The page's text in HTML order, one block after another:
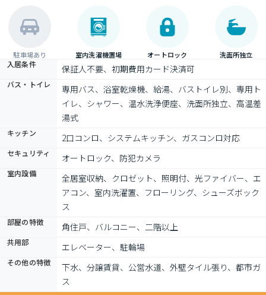
駐車場あり 室内洗濯機置場 オートロック 洗面所独立
入居条件 保証人不要、初期費用カード決済可
バス・トイレ
専用バス、浴室乾燥機、給湯、バストイレ別、専用ト
イレ、シャワー、温水洗浄便座、洗面所独立、高温差
湯式
キッチン 2口コンロ、システムキッチン、ガスコンロ対応
セキュリティ オートロック、防犯カメラ
室内設備
全居室収納、クロゼット、照明付、光ファイバー、エ
アコン、室内洗濯置、フローリング、シューズボック
ス
部屋の特徴 角住戸、バルコニー、二階以上
共用部 エレベーター、駐輪場
その他の特徴
下水、分譲賃貸、公営水道、外壁タイル張り、都市ガ
ス